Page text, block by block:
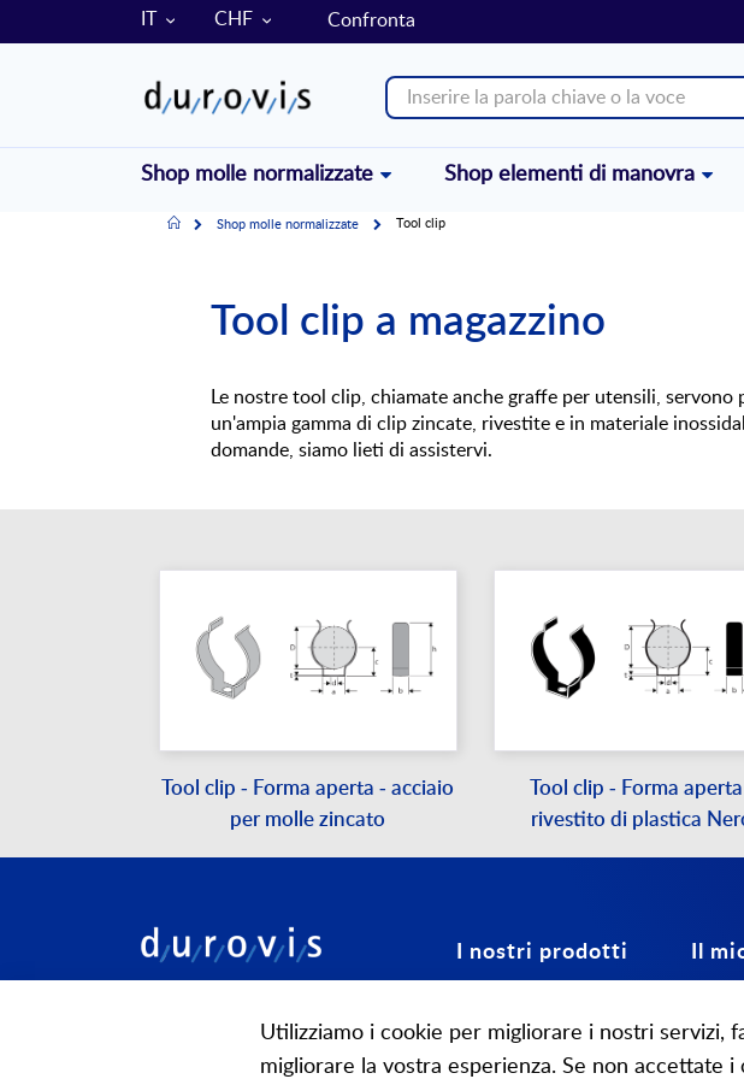
LINGUA VALUTA
CHF Confronta
Shop molle normalizzate Shop elementi di manovra
HomeShop molle normalizzate Tool clip
Tool clip a magazzino
Le nostre tool clip, chiamate anche graffe per utensili,
un'ampia gamma di clip zincate, rivestite e in materiale
domande, siamo lieti di assistervi.
Tool clip - Forma aperta - acciaio
per molle zincato
Tool clip - Forma
rivestito di plastica
CH-6035 Perlen
I nostri prodotti Il
Utilizziamo i cookie per migliorare i nostri servizi,
migliorare la vostra esperienza. Se non accettate i